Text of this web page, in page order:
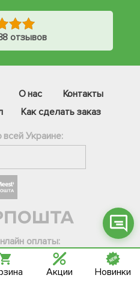
отзывов
О нас
Контакты
Как сделать заказ
всей Украине:
оплаты:
Акции Новинки